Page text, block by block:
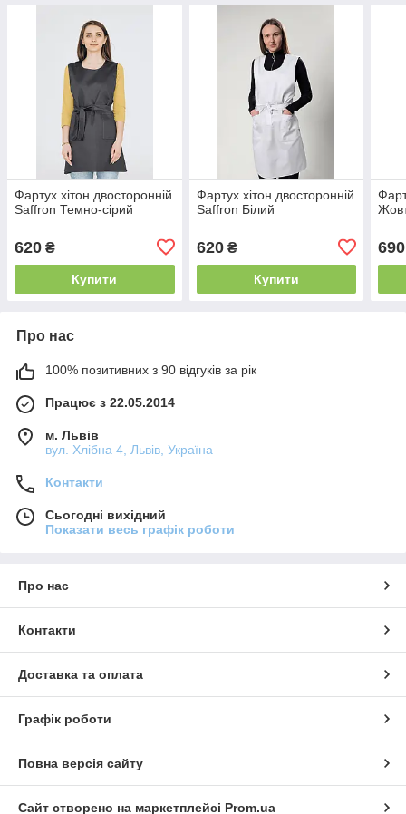
Фартух хітон двосторонній
Saffron Темно-сірий
620 ₴
Купити
Фартух хітон двосторонній
Saffron Білий
620₴
Купити
690
Про нас
100% позитивних з 90 відгуків за рік
Працює з 22.05.2014
м. Львів
вул. Хлібна 4, Львів, Україна
Контакти
Сьогодні вихідний
Показати весь графік роботи
Про нас
Контакти
Доставка та оплата
Графік роботи
Повна версія сайту
Сайт створено на маркетплейсі Prom.ua